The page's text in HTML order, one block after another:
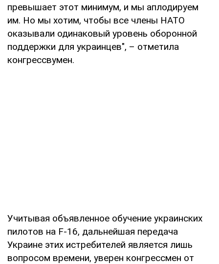
превышает этот минимум, и мы аплодируем
им. Но мы хотим, чтобы все члены НАТО
оказывали одинаковый уровень оборонной
поддержки для украинцев", – отметила
конгрессвумен.
Учитывая объявленное обучение украинских
пилотов на F-16, дальнейшая передача
Украине этих истребителей является лишь
вопросом времени, уверен конгрессмен от